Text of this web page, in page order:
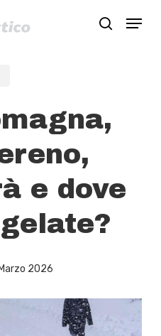
search
Menu
e dove
2026